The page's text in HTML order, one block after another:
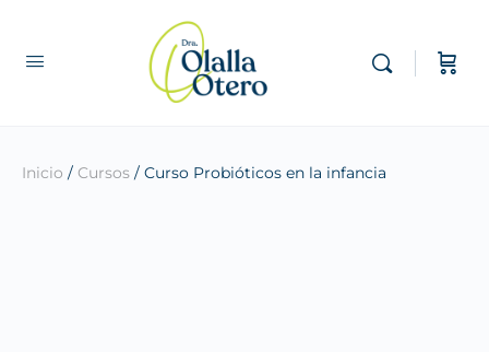
Inicio / Cursos / Curso Probióticos en la infancia